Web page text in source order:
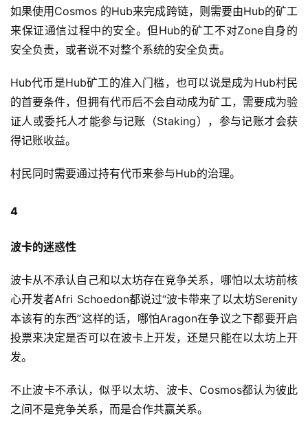
如果使用Cosmos 的Hub来完成跨链，则需要由Hub的矿工
来保证通信过程中的安全。但Hub的矿工不对Zone自身的
安全负责，或者说不对整个系统的安全负责。
Hub代币是Hub矿工的准入门槛，也可以说是成为Hub村民
的首要条件，但拥有代币后不会自动成为矿工，需要成为验
证人或委托人才能参与记账（Staking），参与记账才会获
得记账收益。
村民同时需要通过持有代币来参与Hub的治理。
4
波卡的迷惑性
波卡从不承认自己和以太坊存在竞争关系，哪怕以太坊前核
心开发者Afri Schoedon都说过“波卡带来了以太坊Serenity
本该有的东西”这样的话，哪怕Aragon在争议之下都要开启
投票来决定是否可以在波卡上开发，还是只能在以太坊上开
发。
不止波卡不承认，似乎以太坊、波卡、Cosmos都认为彼此
之间不是竞争关系，而是合作共赢关系。